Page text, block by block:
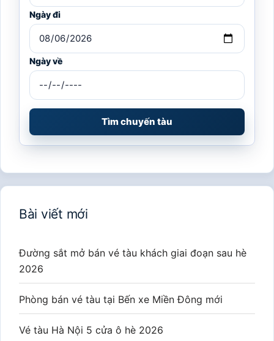
Ngày đi
Ngày về
Tìm chuyến tàu
Bài viết mới
Đường sắt mở bán vé tàu khách giai đoạn sau hè
2026
Phòng bán vé tàu tại Bến xe Miền Đông mới
Vé tàu Hà Nội 5 cửa ô hè 2026